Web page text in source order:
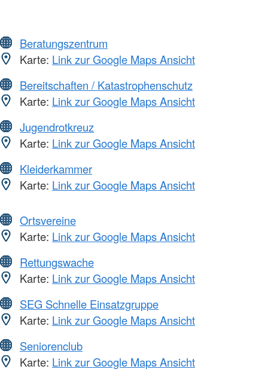
Beratungszentrum
Karte: Link zur Google Maps Ansicht
Bereitschaften / Katastrophenschutz
Karte: Link zur Google Maps Ansicht
Jugendrotkreuz
Karte: Link zur Google Maps Ansicht
Kleiderkammer
Karte: Link zur Google Maps Ansicht
Ortsvereine
Karte: Link zur Google Maps Ansicht
Rettungswache
Karte: Link zur Google Maps Ansicht
SEG Schnelle Einsatzgruppe
Karte: Link zur Google Maps Ansicht
Seniorenclub
Karte: Link zur Google Maps Ansicht